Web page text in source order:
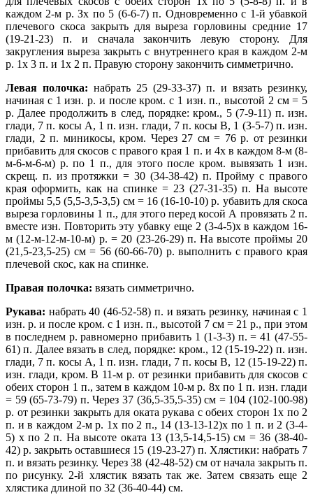
каждом 2-м р. Зх по 5 (6-6-7) п. Одновременно с 1-й убавкой
плечевого скоса закрыть для выреза горловины средние 17
(19-21-23) п. и сначала закончить левую сторону. Для
закругления выреза закрыть с внутреннего края в каждом 2-м
р. 1х 3 п. и 1х 2 п. Правую сторону закончить симметрично.
Левая полочка: набрать 25 (29-33-37) п. и вязать резинку,
начиная с 1 изн. р. и после кром. с 1 изн. п., высотой 2 см = 5
р. Далее продолжить в след, порядке: кром., 5 (7-9-11) п. изн.
глади, 7 п. косы А, 1 п. изн. глади, 7 п. косы В, 1 (3-5-7) п. изн.
глади, 2 п. миникосы, кром. Через 27 см = 76 р. от резинки
прибавить для скосов с правого края 1 п. и 4х в каждом 8-м (8-
м-6-м-6-м) р. по 1 п., для этого после кром. вывязать 1 изн.
скрещ. п. из протяжки = 30 (34-38-42) п. Пройму с правого
края оформить, как на спинке = 23 (27-31-35) п. На высоте
проймы 5,5 (5,5-3,5-3,5) см = 16 (16-10-10) р. убавить для скоса
выреза горловины 1 п., для этого перед косой А провязать 2 п.
вместе изн. Повторить эту убавку еще 2 (3-4-5)х в каждом 16-
м (12-м-12-м-10-м) р. = 20 (23-26-29) п. На высоте проймы 20
(21,5-23,5-25) см = 56 (60-66-70) р. выполнить с правого края
плечевой скос, как на спинке.
Правая полочка: вязать симметрично.
Рукава: набрать 40 (46-52-58) п. и вязать резинку, начиная с 1
изн. р. и после кром. с 1 изн. п., высотой 7 см = 21 р., при этом
в последнем р. равномерно прибавить 1 (1-3-3) п. = 41 (47-55-
61) п. Далее вязать в след, порядке: кром., 12 (15-19-22) п. изн.
глади, 7 п. косы А, 1 п. изн. глади, 7 п. косы В, 12 (15-19-22) п.
изн. глади, кром. В 11-м р. от резинки прибавить для скосов с
обеих сторон 1 п., затем в каждом 10-м р. 8х по 1 п. изн. глади
= 59 (65-73-79) п. Через 37 (36,5-35,5-35) см = 104 (102-100-98)
р. от резинки закрыть для оката рукава с обеих сторон 1х по 2
п. и в каждом 2-м р. 1х по 2 п., 14 (13-13-12)х по 1 п. и 2 (3-4-
5) х по 2 п. На высоте оката 13 (13,5-14,5-15) см = 36 (38-40-
42) р. закрыть оставшиеся 15 (19-23-27) п. Хлястики: набрать 7
п. и вязать резинку. Через 38 (42-48-52) см от начала закрыть п.
по рисунку. 2-й хлястик вязать так же. Затем связать еще 2
хлястика длиной по 32 (36-40-44) см.